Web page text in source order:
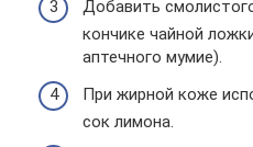
Добавить
кончике чайной
аптечного мумие).
При жирной коже
сок лимона.